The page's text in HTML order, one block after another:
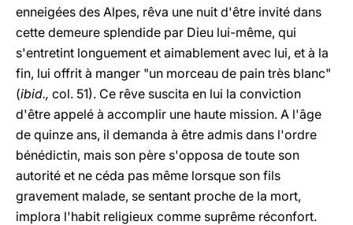
enneigées des Alpes, rêva une nuit d'être invité dans
cette demeure splendide par Dieu lui-même, qui
s'entretint longuement et aimablement avec lui, et à la
fin, lui offrit à manger "un morceau de pain très blanc"
(ibid., col. 51). Ce rêve suscita en lui la conviction
d'être appelé à accomplir une haute mission. A l'âge
de quinze ans, il demanda à être admis dans l'ordre
bénédictin, mais son père s'opposa de toute son
autorité et ne céda pas même lorsque son fils
gravement malade, se sentant proche de la mort,
implora l'habit religieux comme suprême réconfort.